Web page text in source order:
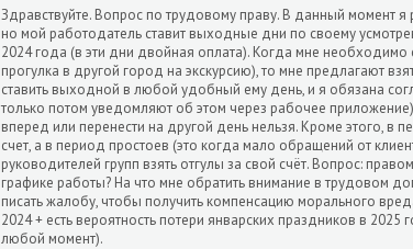
Здравствуйте. Вопрос по трудовому праву. В данный момент
но мой работодатель ставит выходные дни по своему
2024 года (в эти дни двойная оплата). Когда мне
прогулка в другой город на экскурсию), то мне предлагают
ставить выходной в любой удобный ему день, и я обязана
только потом уведомляют об этом через рабочее
вперед или перенести на другой день нельзя. Кроме этого, в
счет, а в период простоев (это когда мало обращений от
руководителей групп взять отгулы за свой счёт. Вопрос:
графике работы? На что мне обратить внимание в трудовом
писать жалобу, чтобы получить компенсацию морального
2024 + есть вероятность потери январских праздников в
любой момент).